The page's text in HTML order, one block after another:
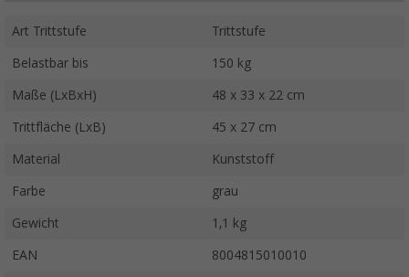
Art Trittstufe Trittstufe
Belastbar bis 150 kg
Maße (LxBxH) 48 x 33 x 22 cm
Trittfläche (LxB) 45 x 27 cm
Material Kunststoff
Farbe grau
Gewicht 1,1 kg
EAN 8004815010010